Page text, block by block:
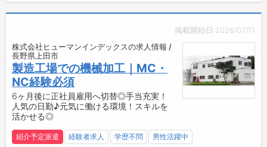
感が得られるお仕事です！
・モノづくりの面白さや達成感を日々感じられ
【紹介予定派遣♪】
・6ヶ月後に直接雇用へ切替前提◎
・長期で勤務を希望される方におすすめです！
【企業について】
◇世界の産業を支える電子基板メーカー◎
産業をサポート。
掲載開始日:2026/07/11
株式会社ヒューマンインデックスの求人情報 /
長野県上田市
製造工場での機械加工｜MC・
NC経験必須
6ヶ月後に正社員雇用へ切替◎手当充実！
人気の日勤♪元気に働ける環境！スキルを
活かせる◎
紹介予定派遣 経験者求人 学歴不問 男性活躍中